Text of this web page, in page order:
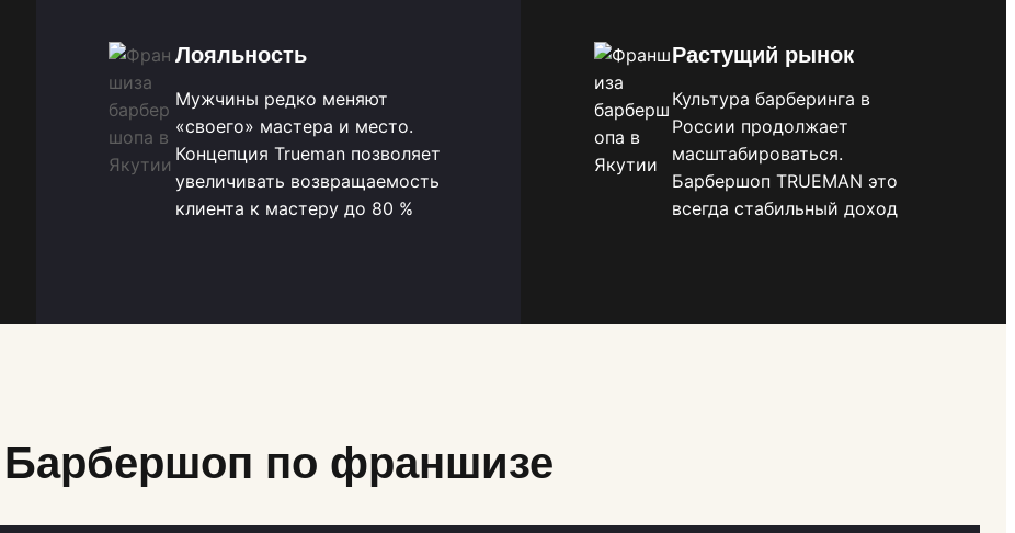
Лояльность
Мужчины редко меняют
«своего» мастера и место.
Концепция Trueman позволяет
увеличивать возвращаемость
клиента к мастеру до 80 %
Растущий рынок
Культура барберинга в
России продолжает
масштабироваться.
Барбершоп TRUEMAN это
всегда стабильный доход
Барбершоп по франшизе